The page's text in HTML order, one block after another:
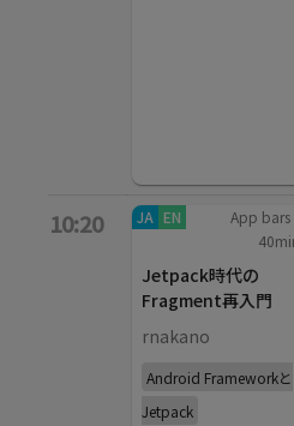
10:20 JA EN App bars
40
Jetpack時代の
Fragment再入門
rnakano
Android Frameworkと
Jetpack